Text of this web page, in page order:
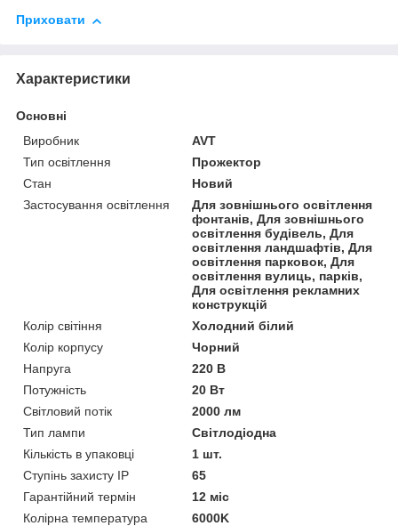
Приховати
Характеристики
Основні
Виробник
AVT
Тип освітлення
Прожектор
Стан
Новий
Застосування освітлення
Для зовнішнього освітлення
фонтанів, Для зовнішнього
освітлення будівель, Для
освітлення ландшафтів, Для
освітлення парковок, Для
освітлення вулиць, парків,
Для освітлення рекламних
конструкцій
Колір світіння
Холодний білий
Колір корпусу
Чорний
Напруга
220 В
Потужність
20 Вт
Світловий потік
2000 лм
Тип лампи
Світлодіодна
Кількість в упаковці
1 шт.
Ступінь захисту IP
65
Гарантійний термін
12 міс
Колірна температура
6000K